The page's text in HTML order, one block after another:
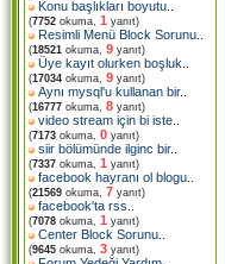
Konu başlıkları boyutu
(7752 okuma, 1 yanıt)
Resimli Menü Block Sorunu
(18521 okuma, 9 yanıt)
Üye kayıt olurken boşluk
(17034 okuma, 9 yanıt)
Aynı mysql'u kullanan bir..
(16777 okuma, 8 yanıt)
video stream için bi iste
(7173 okuma, 0 yanıt)
siir bölümünde ilginc bir..
(7337 okuma, 1 yanıt)
facebook hayranı ol blogu
(21569 okuma, 7 yanıt)
facebook'ta rss
(7078 okuma, 1 yanıt)
Center Block Sorunu
(9645 okuma, 3 yanıt)